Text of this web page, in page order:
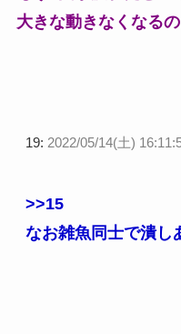
大きな動きなくなるの
19: 2022/05/14(土)
>>15
なお雑魚同士で潰し